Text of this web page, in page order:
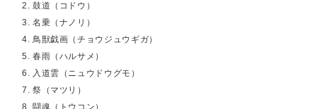
2. 鼓道（コドウ）
3. 名乗（ナノリ）
4. 鳥獣戯画（チョウジュウギガ）
5. 春雨（ハルサメ）
6. 入道雲（ニュウドウグモ）
7. 祭（マツリ）
8. 闘魂（トウコン）